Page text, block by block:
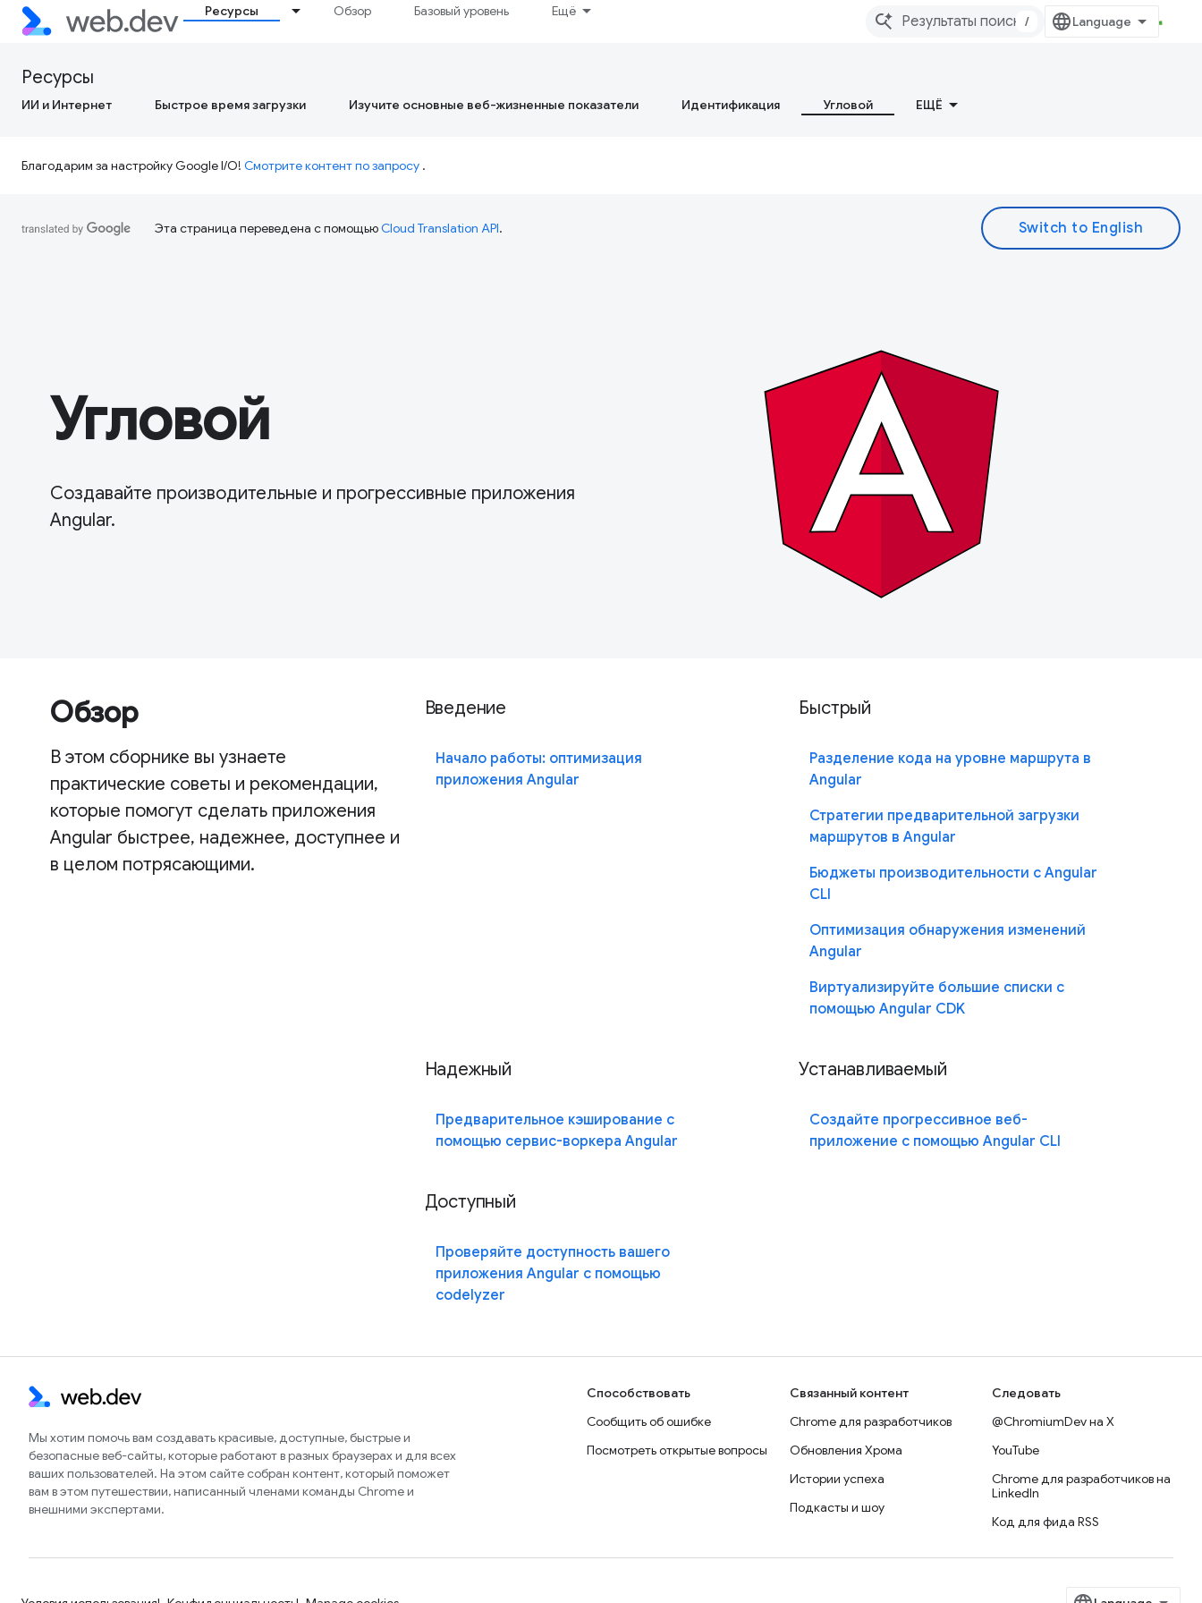
Ресурсы Обзор Базовый уровень Ещё
/
Ресурсы
ИИ и Интернет Быстрое время загрузки Изучите основные веб-жизненные показатели Идентификация Угловой ЕЩЁ
Благодарим за настройку Google I/O! Смотрите контент по запросу .
Эта страница переведена с помощьюCloud Translation API.
Угловой
Создавайте производительные и прогрессивные приложения
Angular.
Обзор
В этом сборнике вы узнаете
практические советы и рекомендации,
которые помогут сделать приложения
Angular быстрее, надежнее, доступнее и
в целом потрясающими.
Введение
Начало работы: оптимизация
приложения Angular
Быстрый
Разделение кода на уровне маршрута в
Angular
Стратегии предварительной загрузки
маршрутов в Angular
Бюджеты производительности с Angular
CLI
Оптимизация обнаружения изменений
Angular
Виртуализируйте большие списки с
помощью Angular CDK
Надежный
Предварительное кэширование с
помощью сервис-воркера Angular
Устанавливаемый
Создайте прогрессивное веб-
приложение с помощью Angular CLI
Доступный
Проверяйте доступность вашего
приложения Angular с помощью
codelyzer
Мы хотим помочь вам создавать красивые, доступные, быстрые и
безопасные веб-сайты, которые работают в разных браузерах и для всех
ваших пользователей. На этом сайте собран контент, который поможет
вам в этом путешествии, написанный членами команды Chrome и
внешними экспертами.
Способствовать
Сообщить об ошибке
Посмотреть открытые вопросы
Связанный контент
Chrome для разработчиков
Обновления Хрома
Истории успеха
Подкасты и шоу
Следовать
@ChromiumDev на X
YouTube
Chrome для разработчиков на
LinkedIn
Код для фида RSS